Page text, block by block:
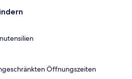
Öffnungszeiten